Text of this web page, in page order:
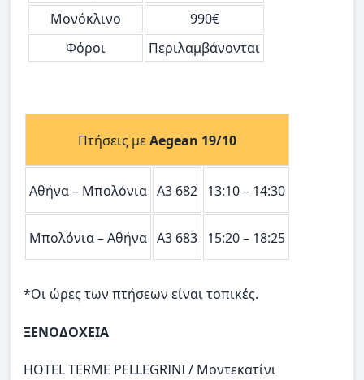
Μονόκλινο
990€
Φόροι
Περιλαμβάνονται
Πτήσεις μεΑegean 19/10
Αθήνα – Μπολόνια A3 682 13:10 – 14:30
Μπολόνια – Αθήνα Α3 683 15:20 – 18:25
*Οι ώρες των πτήσεων είναι τοπικές.
ΞΕΝΟΔΟΧΕΙΑ
HOTEL TERME PELLEGRINI / Μοντεκατίνι